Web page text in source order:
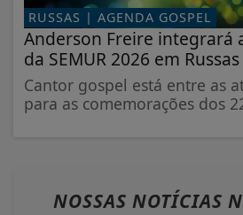
RUSSAS | AGENDA GOSPEL
Anderson Freire integrará
da SEMUR 2026 em Russas
Cantor gospel está entre as
para as comemorações dos
NOSSAS NOTÍCIAS